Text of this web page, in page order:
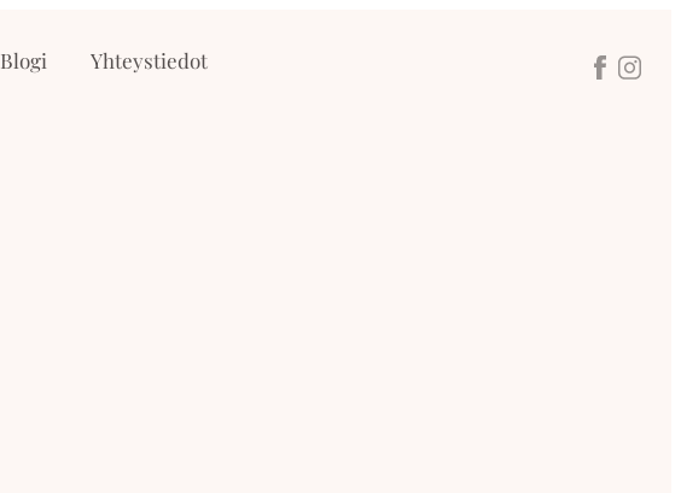
Blogi Yhteystiedot